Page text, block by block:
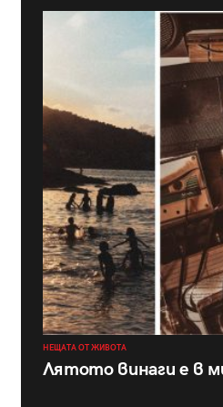
НЕЩАТА ОТ ЖИВОТА
Лятото винаги е в